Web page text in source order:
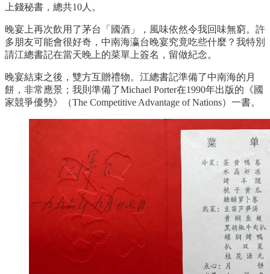
上錢秘書，總共10人。
晚宴上再次飲用了茅台「國酒」，風味依然令我回味無窮。許
多朋友可能會很好奇，中南海瀛台晚宴究竟吃些什麼？我特別
請江總書記在當天晚上的菜單上簽名，留做紀念。
晚宴結束之後，雙方互贈禮物。江總書記準備了中南海的月
餅，非常應景；我則準備了Michael Porter在1990年出版的《國
家競爭優勢》（The Competitive Advantage of Nations）一書。